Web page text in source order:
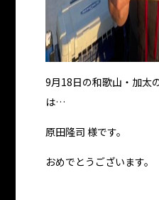
9月18日の和歌山・加太
は…
原田隆司 様です。
おめでとうございます。